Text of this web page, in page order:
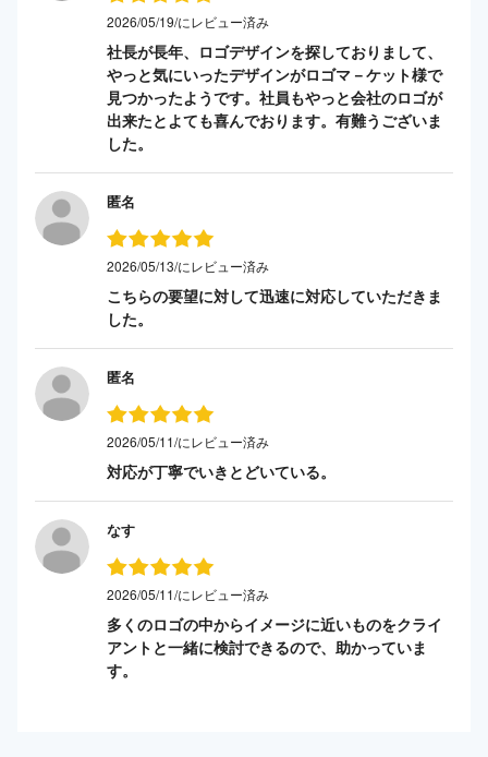
2026/05/19/にレビュー済み
社長が長年、ロゴデザインを探しておりまして、
やっと気にいったデザインがロゴマ－ケット様で
見つかったようです。社員もやっと会社のロゴが
出来たとよても喜んでおります。有難うございま
した。
匿名
2026/05/13/にレビュー済み
こちらの要望に対して迅速に対応していただきま
した。
匿名
2026/05/11/にレビュー済み
対応が丁寧でいきとどいている。
なす
2026/05/11/にレビュー済み
多くのロゴの中からイメージに近いものをクライ
アントと一緒に検討できるので、助かっていま
す。